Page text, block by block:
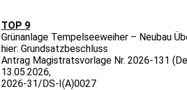
TOP 9
Grünanlage Tempelseeweiher – Neubau
hier: Grundsatzbeschluss
Antrag Magistratsvorlage Nr. 2026-131
13.05.2026,
2026-31/DS-I(A)0027